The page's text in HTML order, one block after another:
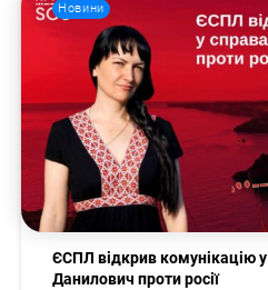
Новини
ЄСПЛ відкрив комунікацію у
Данилович проти росії